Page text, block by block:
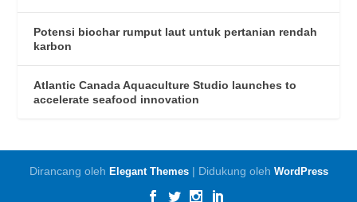
Potensi biochar rumput laut untuk pertanian rendah
karbon
Atlantic Canada Aquaculture Studio launches to
accelerate seafood innovation
Dirancang oleh Elegant Themes| Didukung oleh WordPress